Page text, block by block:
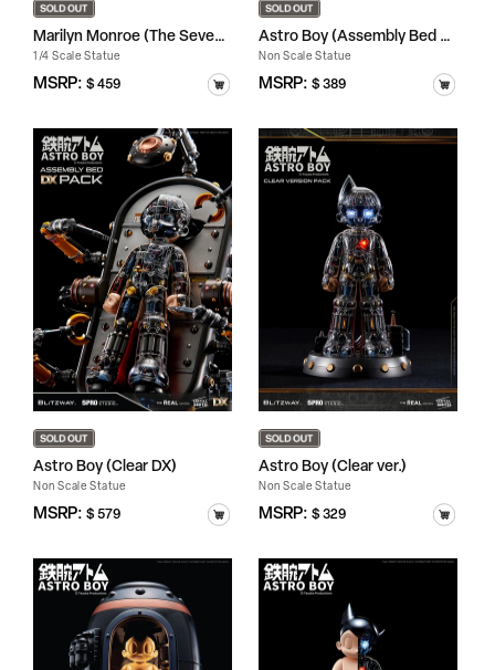
Marilyn Monroe (The Seven...
1/4 Scale Statue
정
MSRP: $ 459
Astro Boy (Assembly Bed P...
Non Scale Statue
정
MSRP: $ 389
Astro Boy (Clear DX)
Non Scale Statue
정
MSRP: $ 579
Astro Boy (Clear ver.)
Non Scale Statue
정
MSRP: $ 329